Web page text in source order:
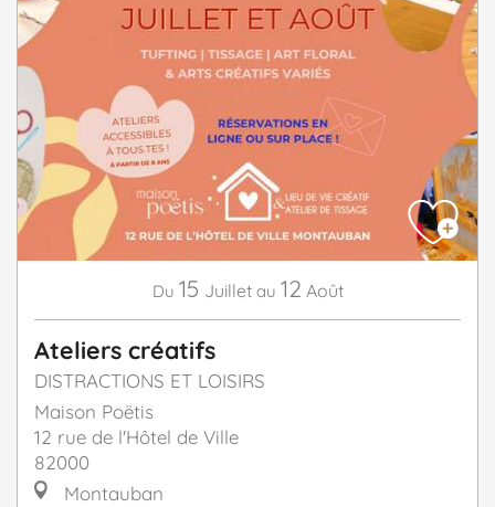
Du 15 Juillet au 12 Août
Ateliers créatifs
DISTRACTIONS ET LOISIRS
Maison Poëtis
12 rue de l'Hôtel de Ville
82000
Montauban